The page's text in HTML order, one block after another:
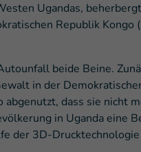
Ugandas,
Republik Kongo
beide Beine.
in der
dass sie nicht
in Uganda eine
der 3D-